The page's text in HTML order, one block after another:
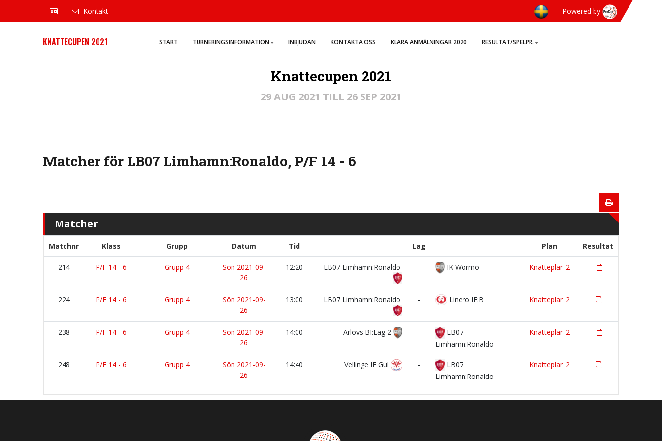
Kontakt Powered by
KNATTECUPEN 2021 START TURNERINGSINFORMATION INBJUDAN KONTAKTA OSS KLARA ANMÄLNINGAR 2020 RESULTAT/SPELPR.
Knattecupen 2021
29 AUG 2021 TILL 26 SEP 2021
Matcher för LB07 Limhamn:Ronaldo, P/F 14 - 6
Matcher
Matchnr Klass Grupp Datum Tid Lag Plan Resultat
214 P/F 14 - 6 Grupp 4
Sön 2021-09-
26
12:20 LB07 Limhamn:Ronaldo - IK Wormo Knatteplan 2
224 P/F 14 - 6 Grupp 4
Sön 2021-09-
26
13:00 LB07 Limhamn:Ronaldo - Linero IF:B Knatteplan 2
238 P/F 14 - 6 Grupp 4
Sön 2021-09-
26
14:00 Arlövs BI:Lag 2 -
LB07
Limhamn:Ronaldo
Knatteplan 2
248 P/F 14 - 6 Grupp 4
Sön 2021-09-
26
14:40 Vellinge IF Gul -
LB07
Limhamn:Ronaldo
Knatteplan 2